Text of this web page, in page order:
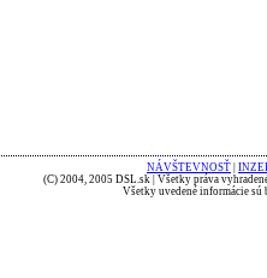
NÁVŠTEVNOSŤ
(C) 2004, 2005 DSL.sk | Všetky práva
Všetky uvedené informácie sú